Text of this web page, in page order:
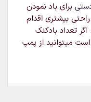
برای باد نمودن
بیشتری اقدام
تعداد بادکنک
میتوانید از پمپ